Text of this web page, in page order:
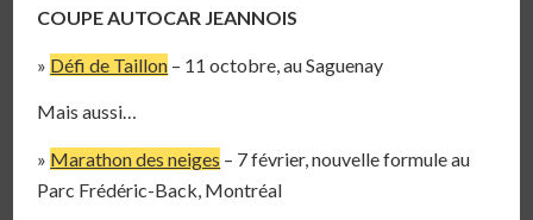
COUPE AUTOCAR JEANNOIS
» Défi de Taillon – 11 octobre, au Saguenay
Mais aussi…
» Marathon des neiges – 7 février, nouvelle formule au
Parc Frédéric-Back, Montréal